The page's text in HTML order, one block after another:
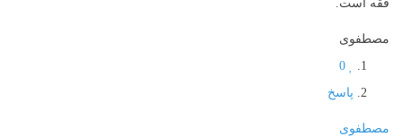
فقه است.
مصطفوی
0
پاسخ
مصطفوی